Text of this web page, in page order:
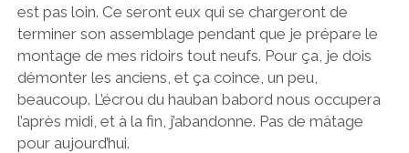
est pas loin. Ce seront eux qui se chargeront de
terminer son assemblage pendant que je prépare le
montage de mes ridoirs tout neufs. Pour ça, je dois
démonter les anciens, et ça coince, un peu,
beaucoup. L’écrou du hauban babord nous occupera
l’après midi, et à la fin, j’abandonne. Pas de mâtage
pour aujourd’hui.